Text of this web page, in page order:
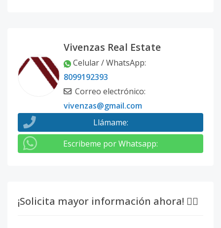
Vivenzas Real Estate
Celular / WhatsApp:
8099192393
Correo electrónico:
vivenzas@gmail.com
Llámame:
Escribeme por Whatsapp:
¡Solicita mayor información ahora! 👇🏽